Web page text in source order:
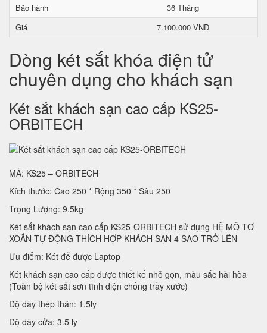
Bảo hành
36 Tháng
Giá
7.100.000 VNĐ
Dòng két sắt khóa điện tử
chuyên dụng cho khách sạn
Két sắt khách sạn cao cấp KS25-
ORBITECH
MÃ: KS25 – ORBITECH
Kích thước: Cao 250 * Rộng 350 * Sâu 250
Trọng Lượng: 9.5kg
Két sắt khách sạn cao cấp KS25-ORBITECH sử dụng HỆ MÔ TƠ
XOẮN TỰ ĐỘNG THÍCH HỢP KHÁCH SẠN 4 SAO TRỞ LÊN
Ưu điểm: Két để được Laptop
Két khách sạn cao cấp được thiết kế nhỏ gọn, màu sắc hài hòa
(Toàn bộ két sắt sơn tĩnh điện chống trầy xước)
Độ dày thép thân: 1.5ly
Độ dày cửa: 3.5 ly